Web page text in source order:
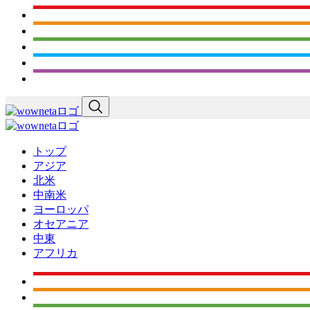
トップ
アジア
北米
中南米
ヨーロッパ
オセアニア
中東
アフリカ